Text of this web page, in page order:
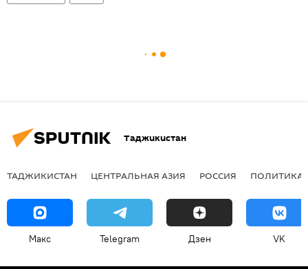
Таджикистан
ТАДЖИКИСТАН ЦЕНТРАЛЬНАЯ АЗИЯ РОССИЯ ПОЛИТИКА
Макс Telegram Дзен VK